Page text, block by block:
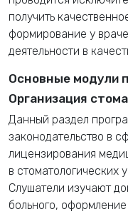
получить
формирование у
деятельности в
Основные модули
Организация
Данный раздел
законодательство в
лицензирования
в стоматологических
Слушатели изучают
больного,